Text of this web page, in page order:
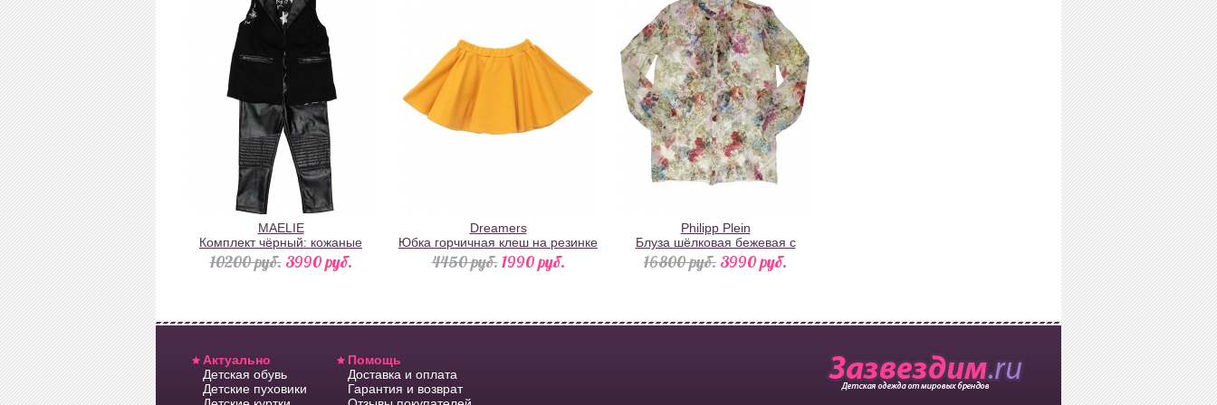
MAELIE
Комплект чёрный: кожаные
штаны и жилетка
10200 pуб. 3990 pуб.
Dreamers
Юбка горчичная клеш на резинке
4450 pуб.1990 pуб.
Philipp Plein
Блуза шёлковая бежевая с
разноцветным цветочным
принтом
16800 pуб. 3990 pуб.
Актуально
Детская обувь
Детские пуховики
Помощь
Доставка и оплата
Гарантия и возврат